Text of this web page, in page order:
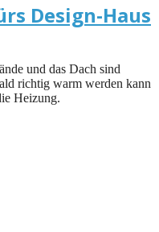
Design-Haus
und das Dach sind
richtig warm werden kann
Heizung.